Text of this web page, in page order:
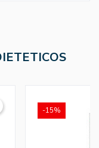
-15%